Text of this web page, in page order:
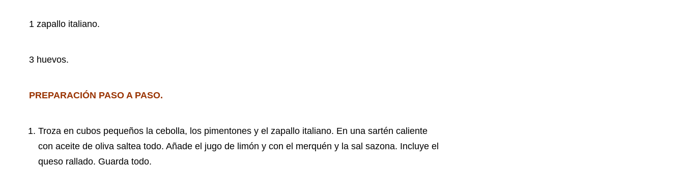
1 zapallo italiano.
3 huevos.
PREPARACIÓN PASO A PASO.
Troza en cubos pequeños la cebolla, los pimentones y el zapallo italiano. En una sartén caliente
con aceite de oliva saltea todo. Añade el jugo de limón y con el merquén y la sal sazona. Incluye el
queso rallado. Guarda todo.